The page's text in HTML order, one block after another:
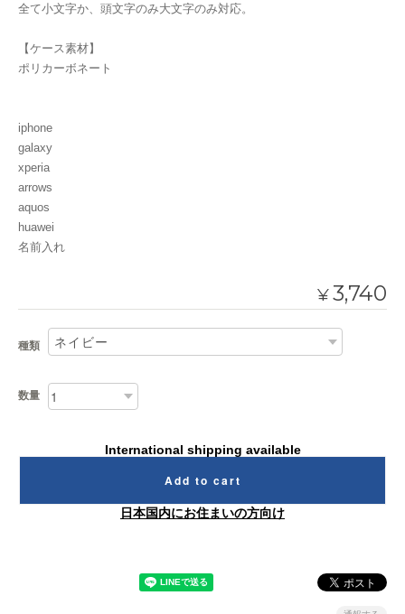
全て小文字か、頭文字のみ大文字のみ対応。
【ケース素材】
ポリカーボネート
iphone
galaxy
xperia
arrows
aquos
huawei
名前入れ
¥3,740
種類
数量
International shipping available
Add to cart
日本国内にお住まいの方向け